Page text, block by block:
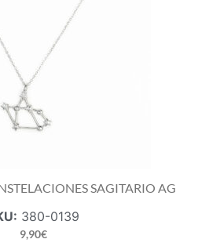
SAGITARIO AG
380-0139
9,90€